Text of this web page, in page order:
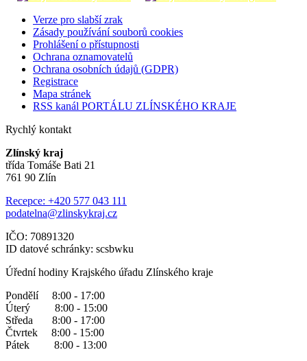
Verze pro slabší zrak
Zásady používání souborů cookies
Prohlášení o přístupnosti
Ochrana oznamovatelů
Ochrana osobních údajů (GDPR)
Registrace
Mapa stránek
RSS kanál PORTÁLU ZLÍNSKÉHO KRAJE
Rychlý kontakt
Zlínský kraj
třída Tomáše Bati 21
761 90 Zlín
Recepce: +420 577 043 111
podatelna@zlinskykraj.cz
IČO: 70891320
ID datové schránky: scsbwku
Úřední hodiny Krajského úřadu Zlínského kraje
Pondělí 8:00 - 17:00
Úterý 8:00 - 15:00
Středa 8:00 - 17:00
Čtvrtek 8:00 - 15:00
Pátek 8:00 - 13:00